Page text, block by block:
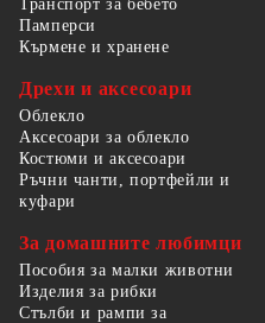
Транспорт за бебето
Памперси
Кърмене и хранене
Дрехи и аксесоари
Облекло
Аксесоари за облекло
Костюми и аксесоари
Ръчни чанти, портфейли и
куфари
За домашните любимци
Пособия за малки животни
Изделия за рибки
Стълби и рампи за